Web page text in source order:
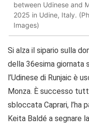
between Udinese and
2025 in Udine, Italy.
Images)
Si alza il sipario sulla
della 36esima giornata
l’Udinese di Runjaic è
Monza. È successo
sbloccata Caprari, l’ha
Keita Baldé a segnare